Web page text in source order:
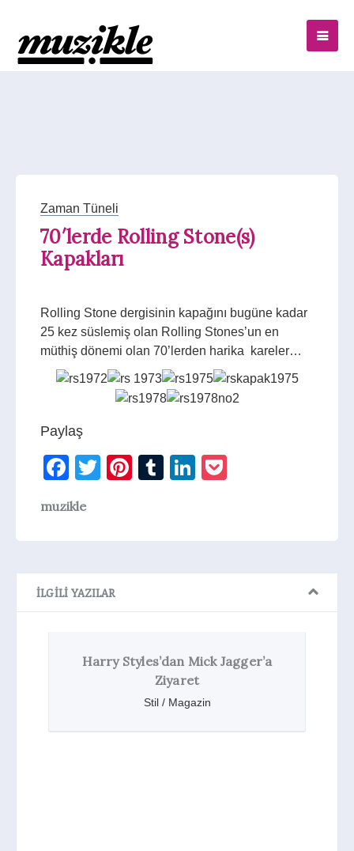
Zaman Tüneli
70′lerde Rolling Stone(s)
Kapakları
Rolling Stone dergisinin kapağını bugüne kadar
25 kez süslemiş olan Rolling Stones’un en
müthiş dönemi olan 70’lerden harika kareler…
Paylaş
Facebook
Twitter
Pinterest
TumblrLinkedIn
muzikle
İLGILI YAZILAR
Harry Styles’dan Mick Jagger’a
Stil / Magazin